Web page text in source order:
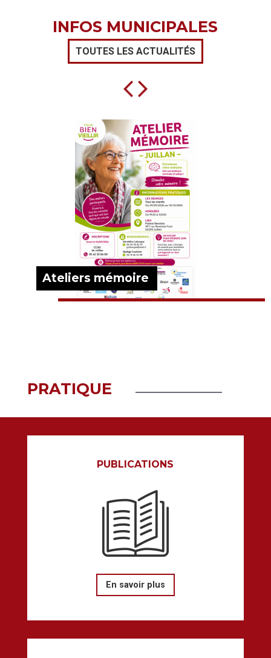
INFOS MUNICIPALES
TOUTES LES ACTUALITÉS
Ateliers mémoire
PRATIQUE
PUBLICATIONS
En savoir plus